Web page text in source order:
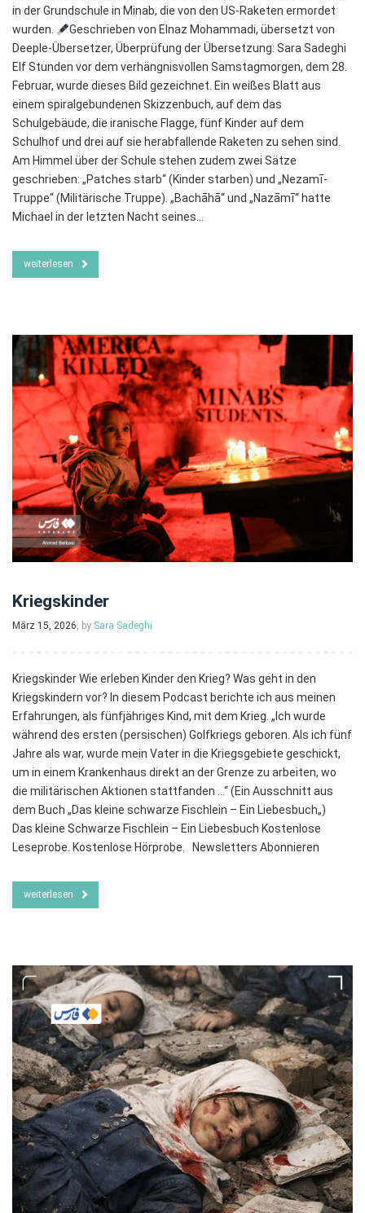
in der Grundschule in Minab, die von den US-Raketen ermordet
wurden.
Geschrieben von Elnaz Mohammadi, übersetzt von
Deeple-Übersetzer, Überprüfung der Übersetzung: Sara Sadeghi
Elf Stunden vor dem verhängnisvollen Samstagmorgen, dem 28.
Februar, wurde dieses Bild gezeichnet. Ein weißes Blatt aus
einem spiralgebundenen Skizzenbuch, auf dem das
Schulgebäude, die iranische Flagge, fünf Kinder auf dem
Schulhof und drei auf sie herabfallende Raketen zu sehen sind.
Am Himmel über der Schule stehen zudem zwei Sätze
geschrieben: „Patches starb“ (Kinder starben) und „Nezamī-
Truppe“ (Militärische Truppe). „Bachāhā“ und „Nazāmī“ hatte
Michael in der letzten Nacht seines…
weiterlesen
Kriegskinder
März 15, 2026, by Sara Sadeghi
Kriegskinder Wie erleben Kinder den Krieg? Was geht in den
Kriegskindern vor? In diesem Podcast berichte ich aus meinen
Erfahrungen, als fünfjähriges Kind, mit dem Krieg. „Ich wurde
während des ersten (persischen) Golfkriegs geboren. Als ich fünf
Jahre als war, wurde mein Vater in die Kriegsgebiete geschickt,
um in einem Krankenhaus direkt an der Grenze zu arbeiten, wo
die militärischen Aktionen stattfanden …“ (Ein Ausschnitt aus
dem Buch „Das kleine schwarze Fischlein – Ein Liebesbuch„)
Das kleine Schwarze Fischlein – Ein Liebesbuch Kostenlose
Leseprobe. Kostenlose Hörprobe. Newsletters Abonnieren
weiterlesen